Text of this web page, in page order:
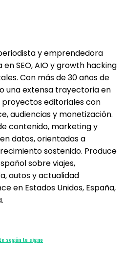
y emprendedora
SEO, AIO y growth hacking
Con más de 30 años de
una extensa trayectoria en
editoriales con
audiencias y monetización.
contenido, marketing y
datos, orientadas a
sostenido. Produce
sobre viajes,
autos y actualidad
en Estados Unidos, España,
según tu signo